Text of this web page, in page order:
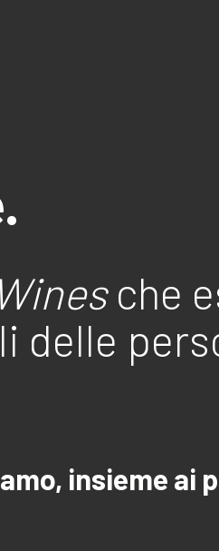
che
delle
insieme ai